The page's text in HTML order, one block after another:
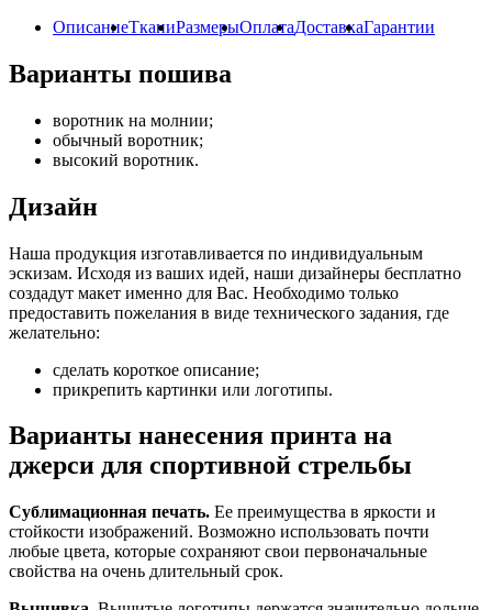
ОписаниеТканиРазмерыОплатаДоставкаГарантии
Варианты пошива
воротник на молнии;
обычный воротник;
высокий воротник.
Дизайн
Наша продукция изготавливается по индивидуальным
эскизам. Исходя из ваших идей, наши дизайнеры бесплатно
создадут макет именно для Вас. Необходимо только
предоставить пожелания в виде технического задания, где
желательно:
сделать короткое описание;
прикрепить картинки или логотипы.
Варианты нанесения принта на
джерси для спортивной стрельбы
Сублимационная печать. Ее преимущества в яркости и
стойкости изображений. Возможно использовать почти
любые цвета, которые сохраняют свои первоначальные
свойства на очень длительный срок.